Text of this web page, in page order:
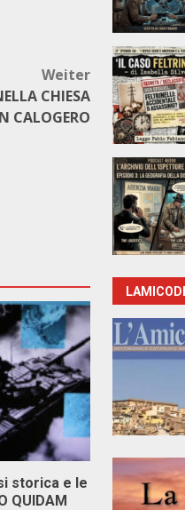
Weiter
CHIESA
CALOGERO
storica e le
QUIDAM